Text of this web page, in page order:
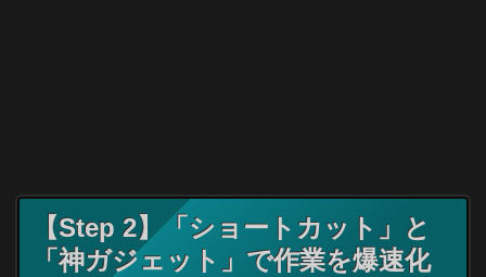
【Step 2】「ショートカット」と
「神ガジェット」で作業を爆速化